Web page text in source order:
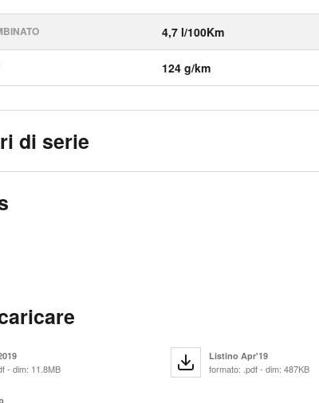
4,7 l/100Km
124 g/km
di serie
- dim: 11.8MB
Listino Apr'19
formato: .pdf - dim: 487KB